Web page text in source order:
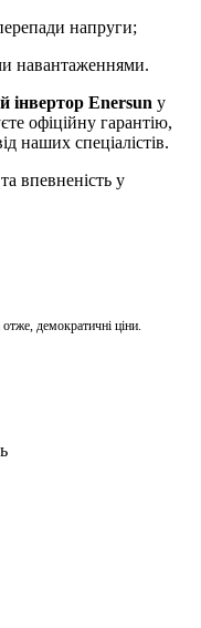
напруги;
навантаженнями.
інвертор Enersun у
офіційну гарантію,
наших спеціалістів.
впевненість у
демократичні ціни.